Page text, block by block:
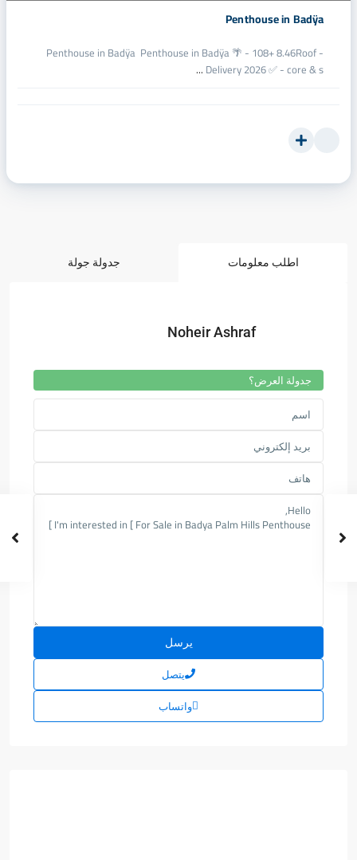
Penthouse in Badÿa
Penthouse in Badÿa Penthouse in Badÿa 🌴 - 108+ 8.46Roof -
⁠Delivery 2026 ✅ - core & s
...
اطلب معلومات جدولة جولة
Noheir Ashraf
جدولة العرض؟
يتصل
واتساب